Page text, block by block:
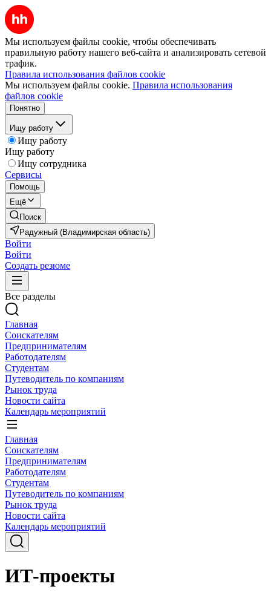
Мы используем файлы cookie, чтобы обеспечивать
правильную работу нашего веб-сайта и анализировать сетевой
трафик.
Правила использования файлов cookie
Мы используем файлы cookie. Правила использования
файлов cookie
Понятно
Ищу работу
Ищу работу
Ищу работу
Ищу сотрудника
Сервисы
Помощь
Ещё
Поиск
Радужный (Владимирская область)
Войти
Войти
Создать резюме
Все разделы
Главная
Соискателям
Предпринимателям
Работодателям
Студентам
Путеводитель по компаниям
Рынок труда
Новости сайта
Календарь мероприятий
Главная
Соискателям
Предпринимателям
Работодателям
Студентам
Путеводитель по компаниям
Рынок труда
Новости сайта
Календарь мероприятий
ИТ-проекты